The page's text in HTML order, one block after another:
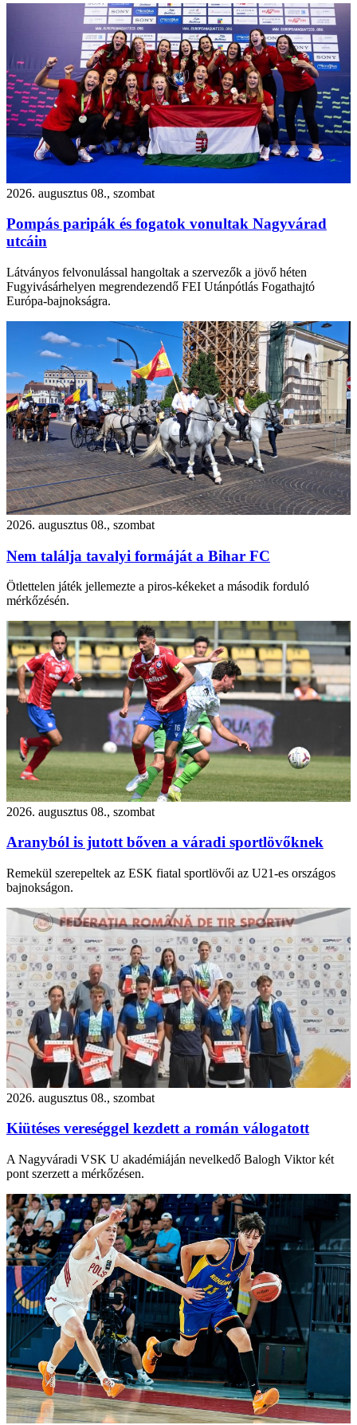
2026. augusztus 08., szombat
Pompás paripák és fogatok vonultak Nagyvárad
utcáin
Látványos felvonulással hangoltak a szervezők a jövő héten
Fugyivásárhelyen megrendezendő FEI Utánpótlás Fogathajtó
Európa-bajnokságra.
2026. augusztus 08., szombat
Nem találja tavalyi formáját a Bihar FC
Ötlettelen játék jellemezte a piros-kékeket a második forduló
mérkőzésén.
2026. augusztus 08., szombat
Aranyból is jutott bőven a váradi sportlövőknek
Remekül szerepeltek az ESK fiatal sportlövői az U21-es országos
bajnokságon.
2026. augusztus 08., szombat
Kiütéses vereséggel kezdett a román válogatott
A Nagyváradi VSK U akadémiáján nevelkedő Balogh Viktor két
pont szerzett a mérkőzésen.